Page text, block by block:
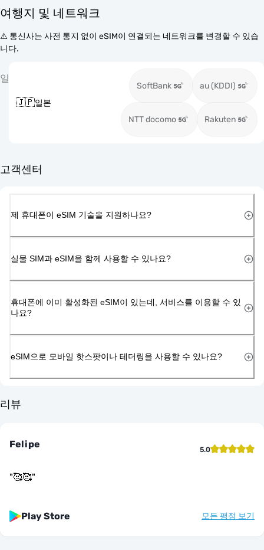
여행지 및 네트워크
⚠️ 통신사는 사전 통지 없이 eSIM이 연결되는 네트워크를 변경할 수 있습
니다.
일
🇯🇵일본
SoftBank au (KDDI)
NTT docomo Rakuten
고객센터
제 휴대폰이 eSIM 기술을 지원하나요?
실물 SIM과 eSIM을 함께 사용할 수 있나요?
휴대폰에 이미 활성화된 eSIM이 있는데, 서비스를 이용할 수 있
나요?
eSIM으로 모바일 핫스팟이나 테더링을 사용할 수 있나요?
리뷰
Felipe 5.0
"🥰🥰"
Play Store 모든 평점 보기